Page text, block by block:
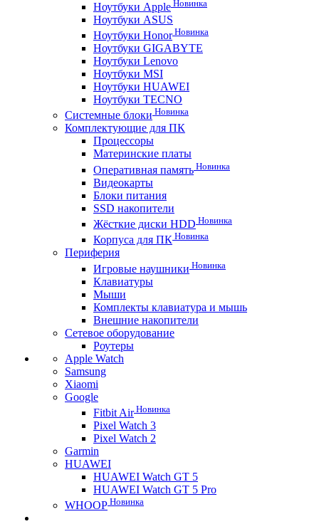
Ноутбуки Apple Новинка
Ноутбуки ASUS
Ноутбуки HonorНовинка
Ноутбуки GIGABYTE
Ноутбуки Lenovo
Ноутбуки MSI
Ноутбуки HUAWEI
Ноутбуки TECNO
Системные блоки Новинка
Комплектующие для ПК
Процессоры
Материнские платы
Оперативная память Новинка
Видеокарты
Блоки питания
SSD накопители
Жёсткие диски HDD Новинка
Корпуса для ПК Новинка
Периферия
Игровые наушники Новинка
Клавиатуры
Мыши
Комплекты клавиатура и мышь
Внешние накопители
Сетевое оборудование
Роутеры
Apple Watch
Samsung
Xiaomi
Google
Fitbit AirНовинка
Pixel Watch 3
Pixel Watch 2
Garmin
HUAWEI
HUAWEI Watch GT 5
HUAWEI Watch GT 5 Pro
WHOOP Новинка